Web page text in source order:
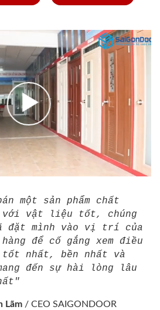
một sản phẩm chất
với vật liệu tốt, chúng
đặt mình vào vị trí của
hàng để cố gắng xem điều
nhất, bền nhất và
đến sự hài lòng lâu
Lãm / CEO SAIGONDOOR